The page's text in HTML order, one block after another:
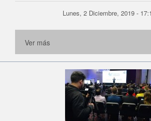
Lunes, 2 Diciembre, 2019 -
Ver más